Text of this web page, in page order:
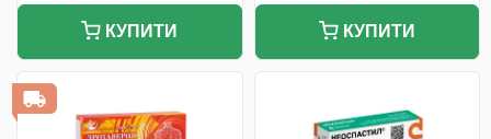
КУПИТИ КУПИТИ